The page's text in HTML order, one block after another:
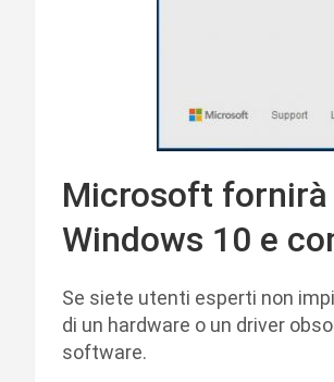
Microsoft
Windows 10 e
Se siete utenti esperti non
di un hardware o un driver
software.